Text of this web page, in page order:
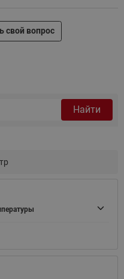
свой вопрос
Найти